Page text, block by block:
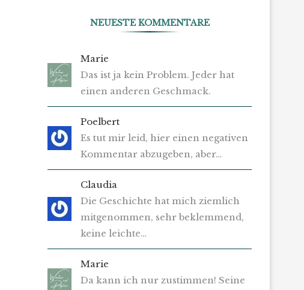
NEUESTE KOMMENTARE
Marie
Das ist ja kein Problem. Jeder hat
einen anderen Geschmack.
Poelbert
Es tut mir leid, hier einen negativen
Kommentar abzugeben, aber…
Claudia
Die Geschichte hat mich ziemlich
mitgenommen, sehr beklemmend,
keine leichte…
Marie
Da kann ich nur zustimmen! Seine